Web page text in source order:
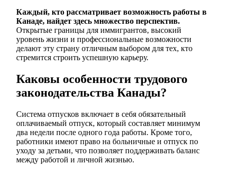
Каждый, кто рассматривает возможность работы в
Канаде, найдет здесь множество перспектив.
Открытые границы для иммигрантов, высокий
уровень жизни и профессиональные возможности
делают эту страну отличным выбором для тех, кто
стремится строить успешную карьеру.
Каковы особенности трудового
законодательства Канады?
Система отпусков включает в себя обязательный
оплачиваемый отпуск, который составляет минимум
два недели после одного года работы. Кроме того,
работники имеют право на больничные и отпуск по
уходу за детьми, что позволяет поддерживать баланс
между работой и личной жизнью.